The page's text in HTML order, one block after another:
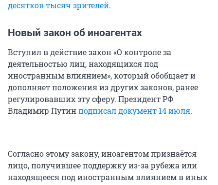
десятков тысяч зрителей.
Новый закон об иноагентах
Вступил в действие закон «О контроле за
деятельностью лиц, находящихся под
иностранным влиянием», который обобщает и
дополняет положения из других законов, ранее
регулировавших эту сферу. Президент РФ
Владимир Путинподписал документ 14 июля.
Согласно этому закону, иноагентом признаётся
лицо, получившее поддержку из-за рубежа или
находящееся под иностранным влиянием в иных